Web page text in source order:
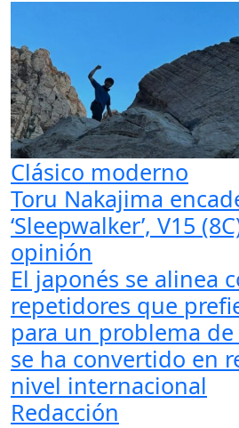
Clásico moderno
Toru Nakajima
‘Sleepwalker’, V15
opinión
El japonés se alinea
repetidores que
para un problema
se ha convertido en
nivel internacional
Redacción